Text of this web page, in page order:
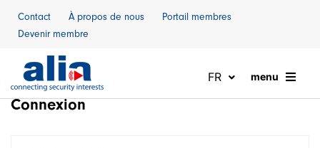
menu
FR
Contact À propos de nous
Portail membres
Devenir membre
Connexion